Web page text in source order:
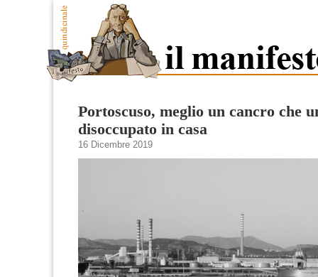
Portoscuso, meglio un cancro che
disoccupato in casa
16 Dicembre 2019